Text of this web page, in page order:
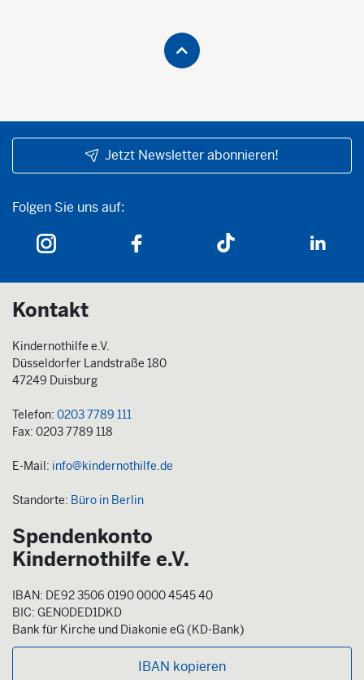
Jetzt Newsletter abonnieren!
Folgen Sie uns auf:
Folgen Sie uns auf:
Kontakt
Kindernothilfe e.V.
Düsseldorfer Landstraße 180
47249 Duisburg
Telefon: 0203 7789 111
Fax: 0203 7789 118
E-Mail: info@kindernothilfe.de
Standorte: Büro in Berlin
Spendenkonto
Kindernothilfe e.V.
IBAN: DE92 3506 0190 0000 4545 40
BIC: GENODED1DKD
Bank für Kirche und Diakonie eG (KD-Bank)
IBAN kopieren